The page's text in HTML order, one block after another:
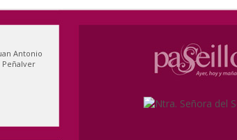
Antonio
Peñalver